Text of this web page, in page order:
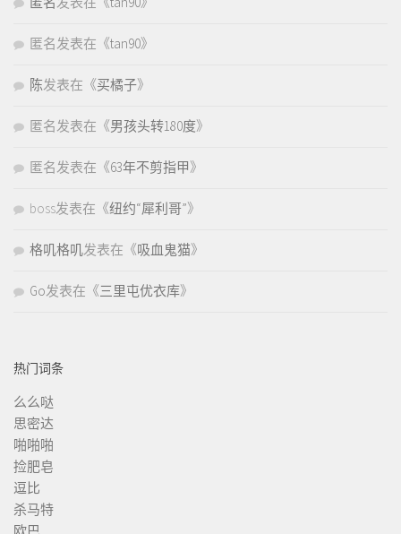
匿名发表在《tan90》
陈发表在《买橘子》
匿名发表在《男孩头转180度》
匿名发表在《63年不剪指甲》
boss发表在《纽约“犀利哥”》
格叽格叽发表在《吸血鬼猫》
Go发表在《三里屯优衣库》
热门词条
么么哒
思密达
啪啪啪
捡肥皂
逗比
杀马特